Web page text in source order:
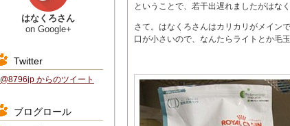
ということで、若干出遅れましたがはな
さて。はなくろさんはカリカリがメインで
口が小さいので、なんたらライトとか毛
はなくろさん
on Google+
Twitter
@8796jp からのツイート
ブログロール